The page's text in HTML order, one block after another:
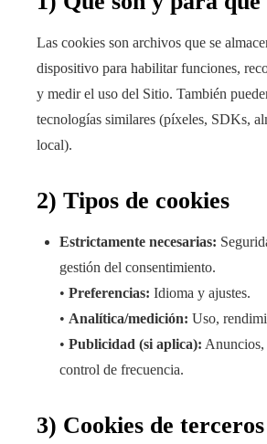
Las cookies son archivos que se
dispositivo para habilitar funciones,
y medir el uso del Sitio. También
tecnologías similares (píxeles, SDKs,
local).
2) Tipos de cookies
Estrictamente necesarias:
gestión del consentimiento.
• Preferencias: Idioma y ajustes.
• Analítica/medición: Uso,
• Publicidad (si aplica):
control de frecuencia.
3) Cookies de terceros